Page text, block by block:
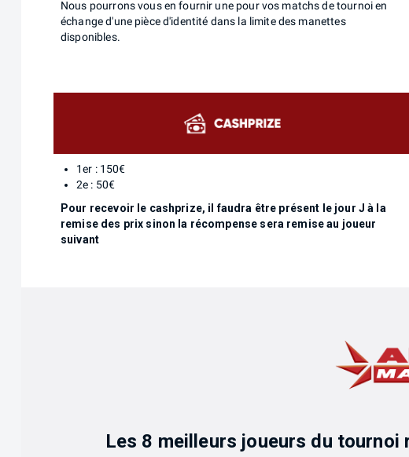
Nous pourrons vous en fournir une pour vos matchs de tournoi en
échange d'une pièce d'identité dans la limite des manettes
disponibles.
1er : 150€
2e : 50€
Pour recevoir le cashprize, il faudra être présent le jour J à la
remise des prix sinon la récompense sera remise au joueur
suivant
Les 8 meilleurs joueurs du